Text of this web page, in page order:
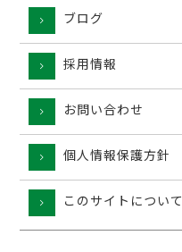
ブログ
採用情報
お問い合わせ
個人情報保護方針
このサイトについて